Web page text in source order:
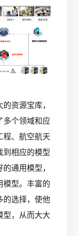
资源宝库，
多个领域和应
程、航空航天
到相应的模型
通用模型，
模型。丰富的
的选择，使他
型，从而大大